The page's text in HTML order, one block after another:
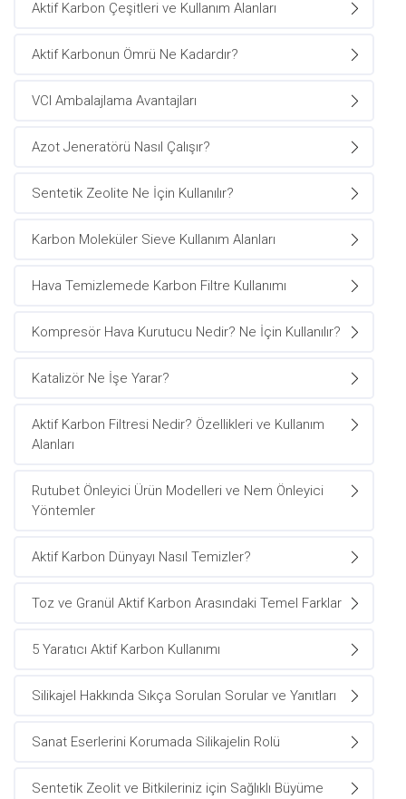
Aktif Karbon Çeşitleri ve Kullanım Alanları
Aktif Karbonun Ömrü Ne Kadardır?
VCI Ambalajlama Avantajları
Azot Jeneratörü Nasıl Çalışır?
Sentetik Zeolite Ne İçin Kullanılır?
Karbon Moleküler Sieve Kullanım Alanları
Hava Temizlemede Karbon Filtre Kullanımı
Kompresör Hava Kurutucu Nedir? Ne İçin Kullanılır?
Katalizör Ne İşe Yarar?
Aktif Karbon Filtresi Nedir? Özellikleri ve Kullanım
Alanları
Rutubet Önleyici Ürün Modelleri ve Nem Önleyici
Yöntemler
Aktif Karbon Dünyayı Nasıl Temizler?
Toz ve Granül Aktif Karbon Arasındaki Temel Farklar
5 Yaratıcı Aktif Karbon Kullanımı
Silikajel Hakkında Sıkça Sorulan Sorular ve Yanıtları
Sanat Eserlerini Korumada Silikajelin Rolü
Sentetik Zeolit ve Bitkileriniz için Sağlıklı Büyüme